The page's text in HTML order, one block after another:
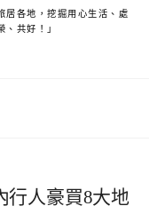
居各地，挖掘用心生活、處
共好！」
行人豪買8大地